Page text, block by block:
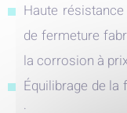
Haute
de fermeture
la corrosion à
Équilibrage de la